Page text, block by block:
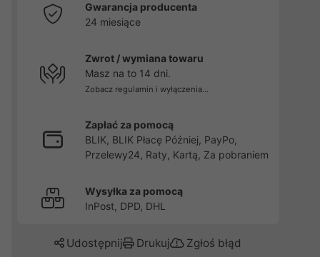
Gwarancja producenta
24 miesiące
Zwrot / wymiana towaru
Masz na to 14 dni.
Zobacz regulamin i wyłączenia...
Zapłać za pomocą
BLIK, BLIK Płacę Później, PayPo,
Przelewy24, Raty, Kartą, Za pobraniem
Wysyłka za pomocą
InPost, DPD, DHL
Udostępnij Drukuj Zgłoś błąd